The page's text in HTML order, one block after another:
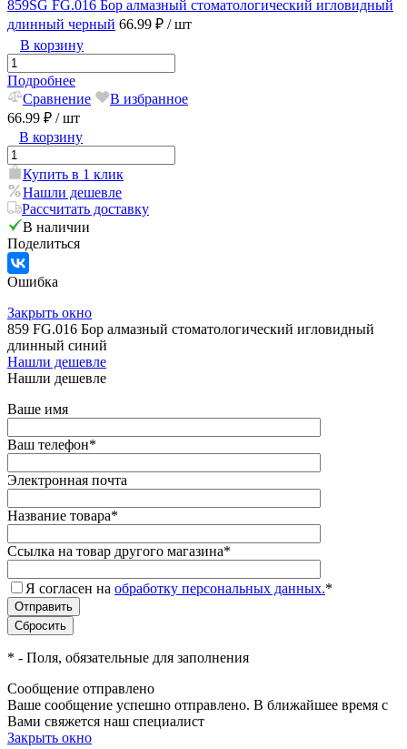
859SG FG.016 Бор алмазный стоматологический игловидный
длинный черный 66.99 ₽ / шт
В корзину
Подробнее
Сравнение
В избранное
66.99 ₽ / шт
В корзину
Купить в 1 клик
Нашли дешевле
Рассчитать доставку
В наличии
Поделиться
Ошибка
Закрыть окно
859 FG.016 Бор алмазный стоматологический игловидный
длинный синий
Нашли дешевле
Нашли дешевле
Ваше имя
Ваш телефон*
Электронная почта
Название товара*
Ссылка на товар другого магазина*
Я согласен на обработку персональных данных.*
* - Поля, обязательные для заполнения
Сообщение отправлено
Ваше сообщение успешно отправлено. В ближайшее время с
Вами свяжется наш специалист
Закрыть окно